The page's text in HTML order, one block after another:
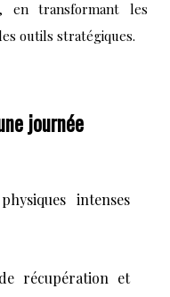
en transformant les
outils stratégiques.
journée
intenses
récupération et